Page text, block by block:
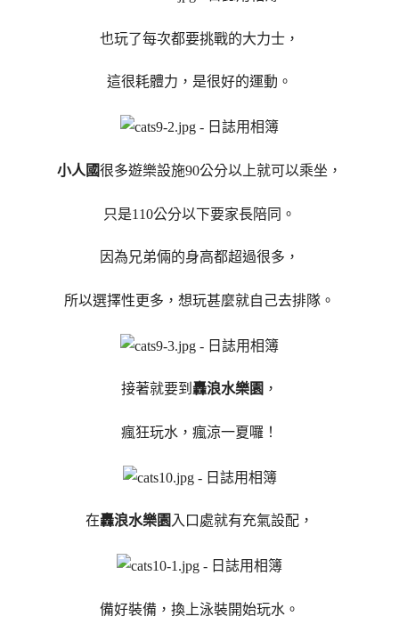
也玩了每次都要挑戰的大力士，
這很耗體力，是很好的運動。
小人國很多遊樂設施90公分以上就可以乘坐，
只是110公分以下要家長陪同。
因為兄弟倆的身高都超過很多，
所以選擇性更多，想玩甚麼就自己去排隊。
接著就要到 轟浪水樂園 ，
瘋狂玩水，瘋涼一夏囉！
在轟浪水樂園 入口處就有充氣設配，
備好裝備，換上泳裝開始玩水。